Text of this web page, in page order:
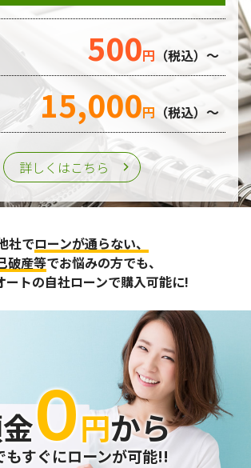
監督
ために業務を委託する場合、個人情報の取
託先の適正な管理・監督をおこないます。
人の同意を得た場合または法令の定めがあ
三者に提供することはいたしません。
及び漏えいなどに対する予防ならびに是正
安全対策を講じます。
護に関する法令およびその他の規範を遵守
の方針に基づく個人情報保護規程や体制を
継続的に見直し、改善に努めます。
･削除・開示
されている個人情報について訂正・削除・
た場合は、迅速に対応いたします。
保有する個人情報の取り扱い、および訂
に関するお問い合わせ先は、以下の通りで
500円 （税込）～
15,000円 （税込）～
詳しくはこちら
社でローンが通らない、
破産等でお悩みの方でも、
ートの自社ローンで購入可能に!
０円から
もすぐにローンが可能!!